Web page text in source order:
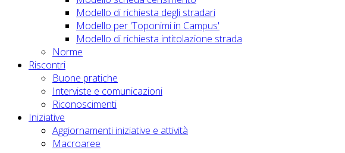
Modello di richiesta degli stradari
Modello per 'Toponimi in Campus'
Modello di richiesta intitolazione strada
Norme
Riscontri
Buone pratiche
Interviste e comunicazioni
Riconoscimenti
Iniziative
Aggiornamenti iniziative e attività
Macroaree